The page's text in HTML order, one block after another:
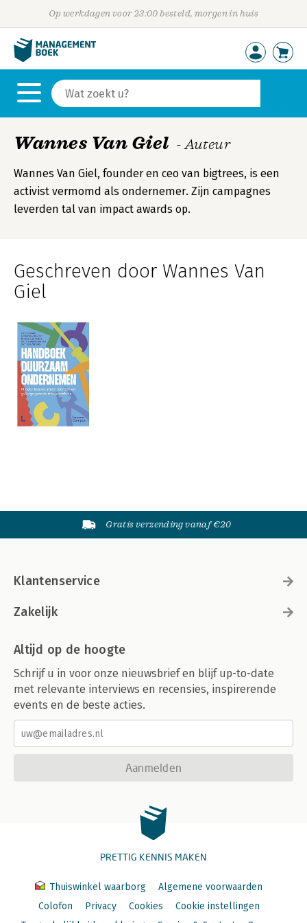
Op werkdagen voor 23:00 besteld, morgen in huis
Wannes Van Giel - Auteur
Wannes Van Giel, founder en ceo van bigtrees, is een
activist vermomd als ondernemer. Zijn campagnes
leverden tal van impact awards op.
Geschreven door Wannes Van
Giel
Gratis verzending vanaf €20
Klantenservice
Zakelijk
Altijd op de hoogte
Schrijf u in voor onze nieuwsbrief en blijf up-to-date
met relevante interviews en recensies, inspirerende
events en de beste acties.
Aanmelden
PRETTIG KENNIS MAKEN
Thuiswinkel waarborg
Algemene voorwaarden
Colofon
Privacy Cookies
Cookie instellingen